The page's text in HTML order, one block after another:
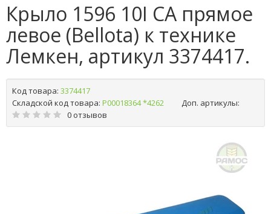
Крыло 1596 10І CA прямое
левое (Bellota) к технике
Лемкен, артикул 3374417.
Код товара: 3374417
Складской код товара: Р00018364 *4262
Доп. артикулы:
0 отзывов